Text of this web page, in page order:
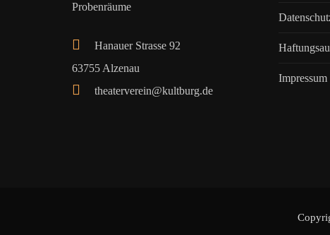
Probenräume
Hanauer Strasse 92
63755 Alzenau
theaterverein@kultburg.de
Impressum